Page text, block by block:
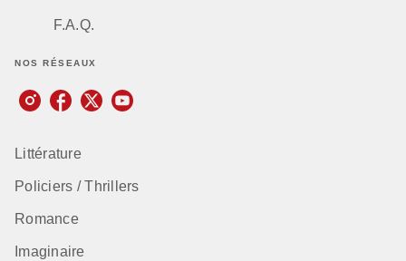
F.A.Q.
NOS RÉSEAUX
Littérature
Policiers / Thrillers
Romance
Imaginaire